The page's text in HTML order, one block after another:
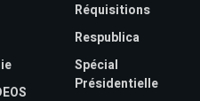
Réquisitions
Respublica
Spécial
Présidentielle